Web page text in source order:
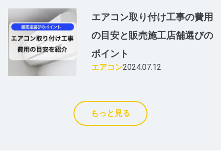
エアコン取り付け工事の費用
の目安と販売施工店舗選びの
ポイント
エアコン2024.07.12
もっと見る